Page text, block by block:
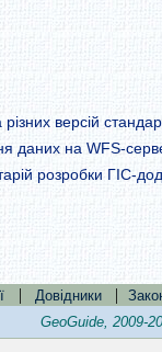
версій
даних на WFS-
розробки ГІС-
| Довідники |
GeoGuide, 2009-